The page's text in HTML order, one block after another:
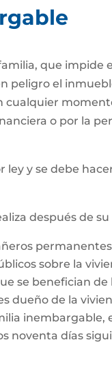
que
peligro el
o por la
y se debe
después de su
sobre la
se benefician
dueño de la
días